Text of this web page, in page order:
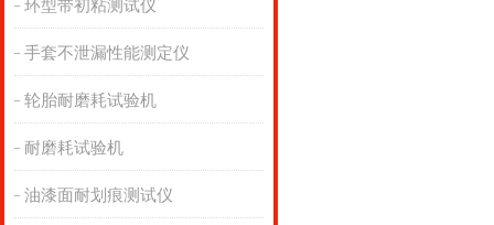
环型带初粘测试仪
手套不泄漏性能测定仪
轮胎耐磨耗试验机
耐磨耗试验机
油漆面耐划痕测试仪